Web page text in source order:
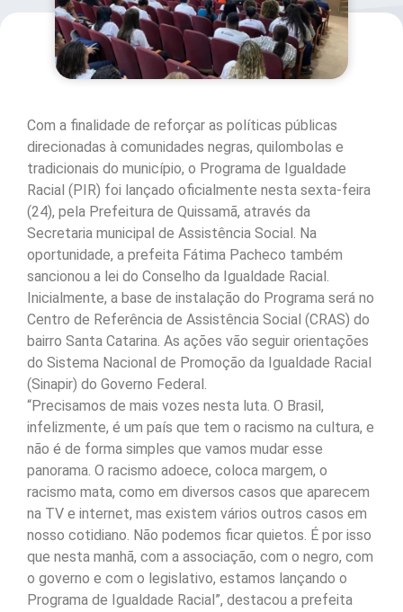
Com a finalidade de reforçar as políticas públicas
direcionadas à comunidades negras, quilombolas e
tradicionais do município, o Programa de Igualdade
Racial (PIR) foi lançado oficialmente nesta sexta-feira
(24), pela Prefeitura de Quissamã, através da
Secretaria municipal de Assistência Social. Na
oportunidade, a prefeita Fátima Pacheco também
sancionou a lei do Conselho da Igualdade Racial.
Inicialmente, a base de instalação do Programa será no
Centro de Referência de Assistência Social (CRAS) do
bairro Santa Catarina. As ações vão seguir orientações
do Sistema Nacional de Promoção da Igualdade Racial
(Sinapir) do Governo Federal.
“Precisamos de mais vozes nesta luta. O Brasil,
infelizmente, é um país que tem o racismo na cultura, e
não é de forma simples que vamos mudar esse
panorama. O racismo adoece, coloca margem, o
racismo mata, como em diversos casos que aparecem
na TV e internet, mas existem vários outros casos em
nosso cotidiano. Não podemos ficar quietos. É por isso
que nesta manhã, com a associação, com o negro, com
o governo e com o legislativo, estamos lançando o
Programa de Igualdade Racial”, destacou a prefeita